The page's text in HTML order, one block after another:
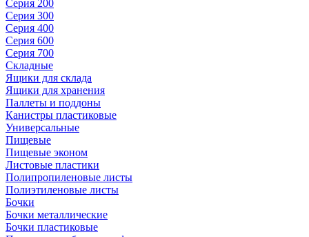
Серия 200
Серия 300
Серия 400
Серия 600
Серия 700
Складные
Ящики для склада
Ящики для хранения
Паллеты и поддоны
Канистры пластиковые
Универсальные
Пищевые
Пищевые эконом
Листовые пластики
Полипропиленовые листы
Полиэтиленовые листы
Бочки
Бочки металлические
Бочки пластиковые